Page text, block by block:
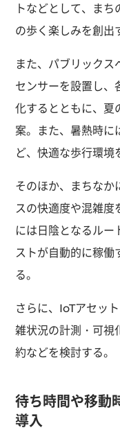
トなどとして、ま
の歩く楽しみを創出
また、パブリック
センサーを設置し、
化するとともに、夏
案。また、暑熱時に
ど、快適な歩行環境
そのほか、まちなか
スの快適度や混雑度
には日陰となるルー
ストが自動的に稼働
る。
さらに、IoTアセッ
雑状況の計測・可視
約などを検討する。
待ち時間や移動
導入